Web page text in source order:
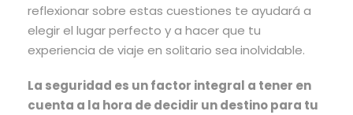
reflexionar sobre estas cuestiones te ayudará a
elegir el lugar perfecto y a hacer que tu
experiencia de viaje en solitario sea inolvidable.
La seguridad es un factor integral a tener en
cuenta a la hora de decidir un destino para tu